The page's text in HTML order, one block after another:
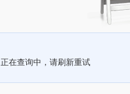
正在查询中，请刷新重试